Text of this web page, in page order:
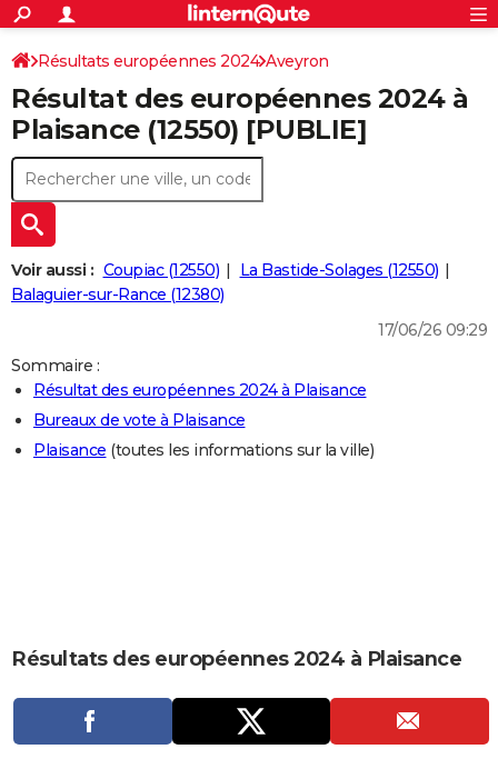
ACTUALITÉS
Politique
Société
Faits Divers
Education
Monde
Villes
+
SPORT
Coupe du monde 2026
Football
Tennis
Cyclisme
Rugby
Forum
CULTURE
Programme TV
TNT
Streaming
Cinéma
Sorties cinéma
Musique
+
FINANCE
Retraite
Impôts
Epargne
Immobilier
Risques naturels par ville
Banque
Assurance
Crédit
AUTO
Essais
Réserver un essai
Citadines
Berlines
SUV
Forum auto
+
HIGH-TECH
Mobiles
Meilleur smartphone
Internet
Ordinateurs
Jeux vidéo
Guide high-tech
+
BRICOLAGE
Guides de France
Escapades
Patrimoine
Expositions
Musées
Week-end nature
LIFESTYLE
Art de vivre
Bien-être
Loisirs
Mode
Modes de vie
CARTE DE VOEUX
Carte de Noël
Carte Bonne année
Carte Saint-Valentin
Carte Pâques
Carte d'anniversaire
DICTIONNAIRE
Dictionnaire
Biographies
Citations
Expressions
Proverbes
PROGRAMME TV
S'inscrire
Connexion
Résultats européennes 2024 Aveyron
Résultat des européennes 2024 à
Plaisance (12550) [PUBLIE]
Voir aussi : Coupiac (12550)
La Bastide-Solages (12550)
Balaguier-sur-Rance (12380)
17/06/26 09:29
Sommaire :
Résultat des européennes 2024 à Plaisance
Bureaux de vote à Plaisance
Plaisance (toutes les informations sur la ville)
Résultats des européennes 2024 à Plaisance